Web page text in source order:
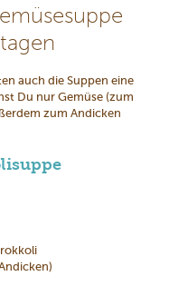
auch die Suppen eine
Du nur Gemüse (zum
zum Andicken